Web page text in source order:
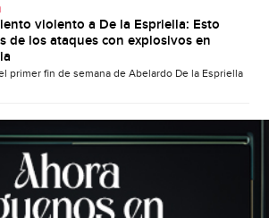
violento a De la Espriella: Esto
de los ataques con explosivos en
primer fin de semana de Abelardo De la Espriella